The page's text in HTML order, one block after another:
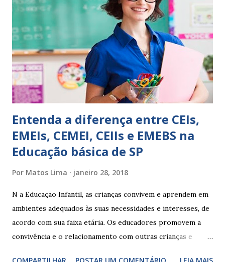
EXPRESSÕES PARA USO EM RELATÓRIOS Você pensa Você
escreve O aluno não sabe O aluno não adquiriu os
conceitos, está em fase de aprendizado. Não tem limites
Apresenta dificuldades de auto-regulação, pois… É nervoso
Ainda não desenvolveu habilidades para convívio no
ambiente...
Entenda a diferença entre CEIs,
EMEIs, CEMEI, CEIIs e EMEBS na
Educação básica de SP
Por Matos Lima janeiro 28, 2018
N a Educação Infantil, as crianças convivem e aprendem em
ambientes adequados às suas necessidades e interesses, de
acordo com sua faixa etária. Os educadores promovem a
convivência e o relacionamento com outras crianças e